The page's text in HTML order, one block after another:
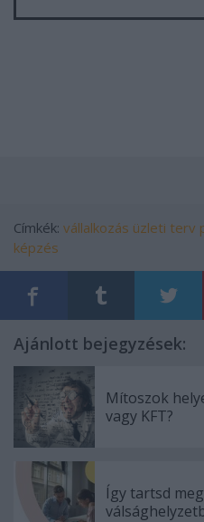
Címkék: vállalkozás üzleti terv
képzés
Ajánlott bejegyzések:
Mítoszok
vagy KFT?
Így tartsd